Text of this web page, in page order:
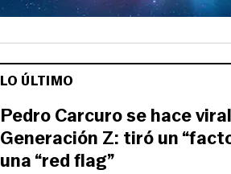
LO ÚLTIMO
Pedro Carcuro se hace
Generación Z: tiró un
una “red flag”